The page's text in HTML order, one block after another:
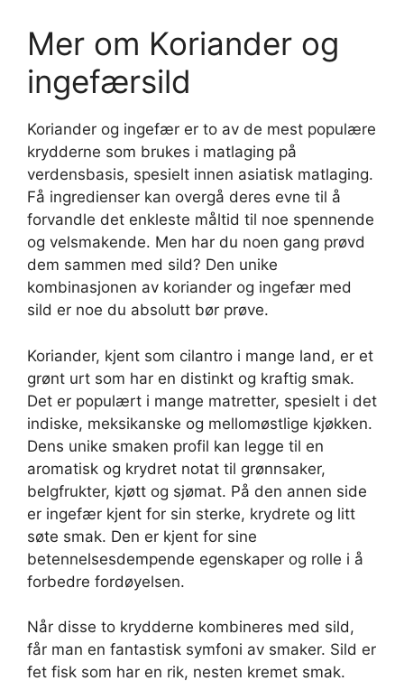
Mer om Koriander og
ingefærsild
Koriander og ingefær er to av de mest populære
krydderne som brukes i matlaging på
verdensbasis, spesielt innen asiatisk matlaging.
Få ingredienser kan overgå deres evne til å
forvandle det enkleste måltid til noe spennende
og velsmakende. Men har du noen gang prøvd
dem sammen med sild? Den unike
kombinasjonen av koriander og ingefær med
sild er noe du absolutt bør prøve.
Koriander, kjent som cilantro i mange land, er et
grønt urt som har en distinkt og kraftig smak.
Det er populært i mange matretter, spesielt i det
indiske, meksikanske og mellomøstlige kjøkken.
Dens unike smaken profil kan legge til en
aromatisk og krydret notat til grønnsaker,
belgfrukter, kjøtt og sjømat. På den annen side
er ingefær kjent for sin sterke, krydrete og litt
søte smak. Den er kjent for sine
betennelsesdempende egenskaper og rolle i å
forbedre fordøyelsen.
Når disse to krydderne kombineres med sild,
får man en fantastisk symfoni av smaker. Sild er
fet fisk som har en rik, nesten kremet smak.